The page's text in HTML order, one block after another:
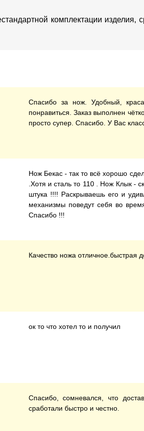
комплектации изделия,
Спасибо за нож. Удобный,
понравиться. Заказ выполнен
просто супер. Спасибо. У Вас
Нож Бекас - так то всё хорошо
.Хотя и сталь то 110 . Нож Клык -
штука !!!! Раскрываешь его и
механизмы поведут себя во
Спасибо !!!
Качество ножа отличное.быстрая
ок то что хотел то и получил
Спасибо, сомневался, что
сработали быстро и честно.